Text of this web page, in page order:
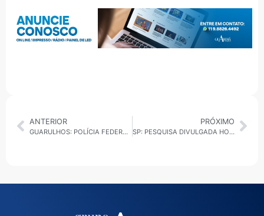
ANTERIOR
GUARULHOS: POLÍCIA FEDERAL APREENDE MAIS DE 90 KG DE COCAÍNA EM AÇÕES
PRÓXIMO
SP: PESQUISA DIVULGADA HOJE DIZ QUE NUNES TEM 51,7% DAS INTENÇÕES DE VOTO CONTRA 39,6% DE BOULOS